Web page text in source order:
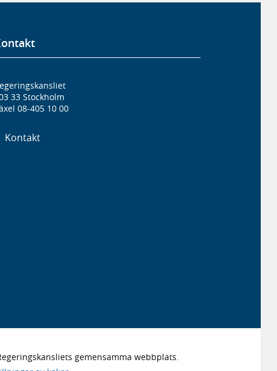
33 Stockholm
08-405 10 00
Kontakt
gemensamma webbplats.